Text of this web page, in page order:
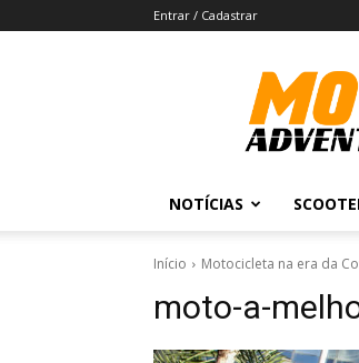
Entrar / Cadastrar
NOTÍCIAS
Início Motocicleta na era da
moto-a-